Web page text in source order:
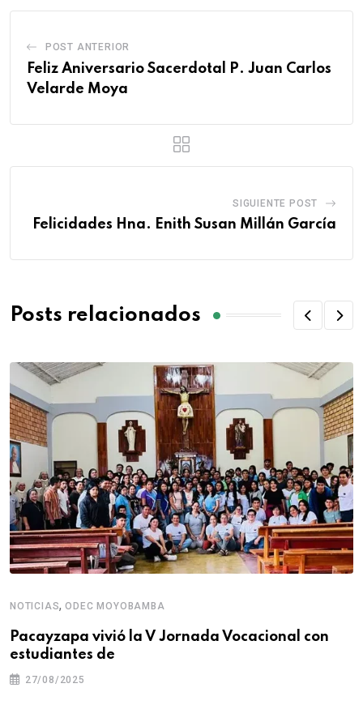
POST ANTERIOR
Feliz Aniversario Sacerdotal P. Juan Carlos
Velarde Moya
SIGUIENTE POST
Felicidades Hna. Enith Susan Millán García
Posts relacionados
NOTICIAS,ODEC MOYOBAMBA
Pacayzapa vivió la V Jornada Vocacional con
estudiantes de
27/08/2025